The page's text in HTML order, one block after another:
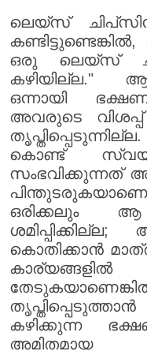
ലെയ്‌സ്
ഒരു ലെയ്സ്
കഴിയില്ല."
ഒന്നായി
അവരുടെ വിശപ്പ്
കൊണ്ട് സ്വയം
സംഭവിക്കുന്നത്
ഒരിക്കലും
കൊതിക്കാൻ
കഴിക്കുന്ന